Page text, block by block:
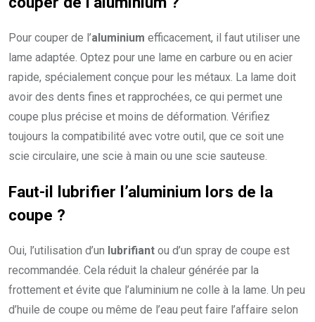
Pour couper de l’aluminium efficacement, il faut utiliser une
lame adaptée. Optez pour une lame en carbure ou en acier
rapide, spécialement conçue pour les métaux. La lame doit
avoir des dents fines et rapprochées, ce qui permet une
coupe plus précise et moins de déformation. Vérifiez
toujours la compatibilité avec votre outil, que ce soit une
scie circulaire, une scie à main ou une scie sauteuse.
Faut-il lubrifier l’aluminium lors de la
coupe ?
Oui, l’utilisation d’un lubrifiant ou d’un spray de coupe est
recommandée. Cela réduit la chaleur générée par la
frottement et évite que l’aluminium ne colle à la lame. Un peu
d’huile de coupe ou même de l’eau peut faire l’affaire selon